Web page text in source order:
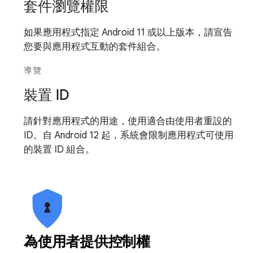
套件瀏覽權限
如果應用程式指定 Android 11 或以上版本，請宣告
您要與應用程式互動的套件組合。
導覽
裝置 ID
請針對應用程式的用途，使用適合由使用者重設的
ID。自 Android 12 起，系統會限制應用程式可使用
的裝置 ID 組合。
為使用者提供控制權